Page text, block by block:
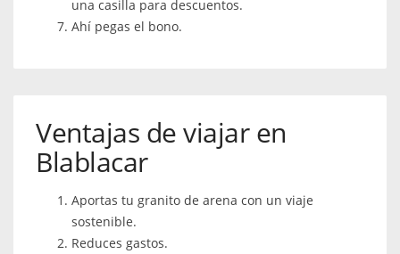
una casilla para descuentos.
Ahí pegas el bono.
Ventajas de viajar en
Blablacar
Aportas tu granito de arena con un viaje
sostenible.
Reduces gastos.